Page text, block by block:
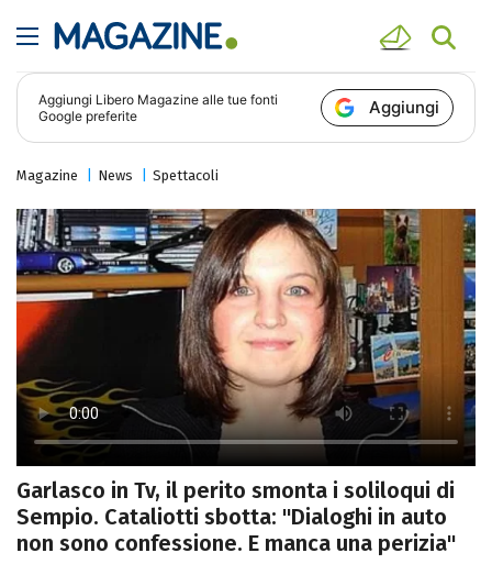
Aggiungi Libero Magazine alle tue fonti
Google preferite
Aggiungi
Magazine News Spettacoli
Garlasco in Tv, il perito smonta i soliloqui di
Sempio. Cataliotti sbotta: "Dialoghi in auto
non sono confessione. E manca una perizia"